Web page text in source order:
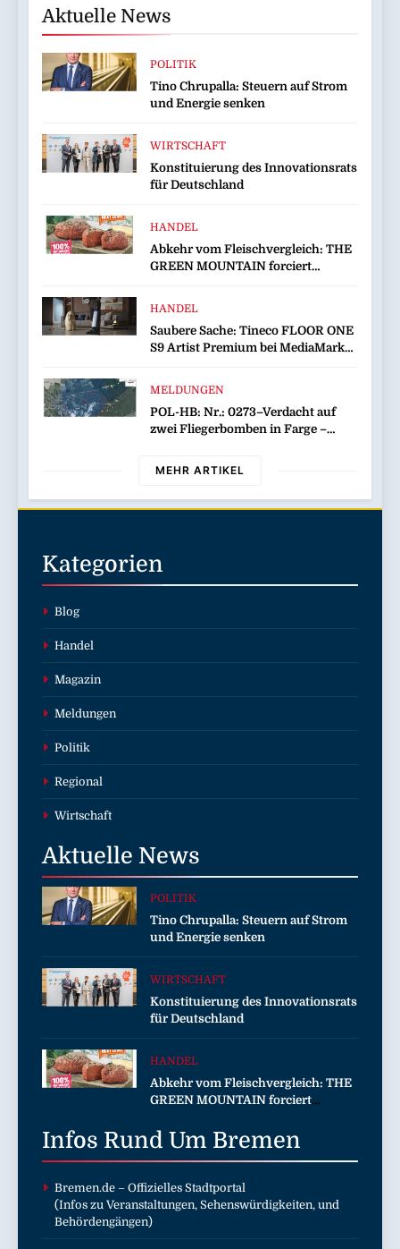
Aktuelle News
POLITIK
Tino Chrupalla: Steuern auf Strom
und Energie senken
WIRTSCHAFT
Konstituierung des Innovationsrats
für Deutschland
HANDEL
Abkehr vom Fleischvergleich: THE
GREEN MOUNTAIN forciert
HANDEL
Saubere Sache: Tineco FLOOR ONE
S9 Artist Premium bei MediaMarkt
MELDUNGEN
POL-HB: Nr.: 0273–Verdacht auf
zwei Fliegerbomben in Farge –
MEHR ARTIKEL
Kategorien
Blog
Handel
Magazin
Meldungen
Politik
Regional
Wirtschaft
Aktuelle News
POLITIK
Tino Chrupalla: Steuern auf Strom
und Energie senken
WIRTSCHAFT
Konstituierung des Innovationsrats
für Deutschland
HANDEL
Abkehr vom Fleischvergleich: THE
GREEN MOUNTAIN forciert
based-Markt
Infos Rund Um Bremen
Bremen.de – Offizielles Stadtportal
(Infos zu Veranstaltungen, Sehenswürdigkeiten, und
Behördengängen)